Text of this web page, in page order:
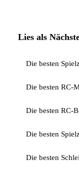
Lies als
Die besten
Die besten RC-
Die besten RC-
Die besten
Die besten